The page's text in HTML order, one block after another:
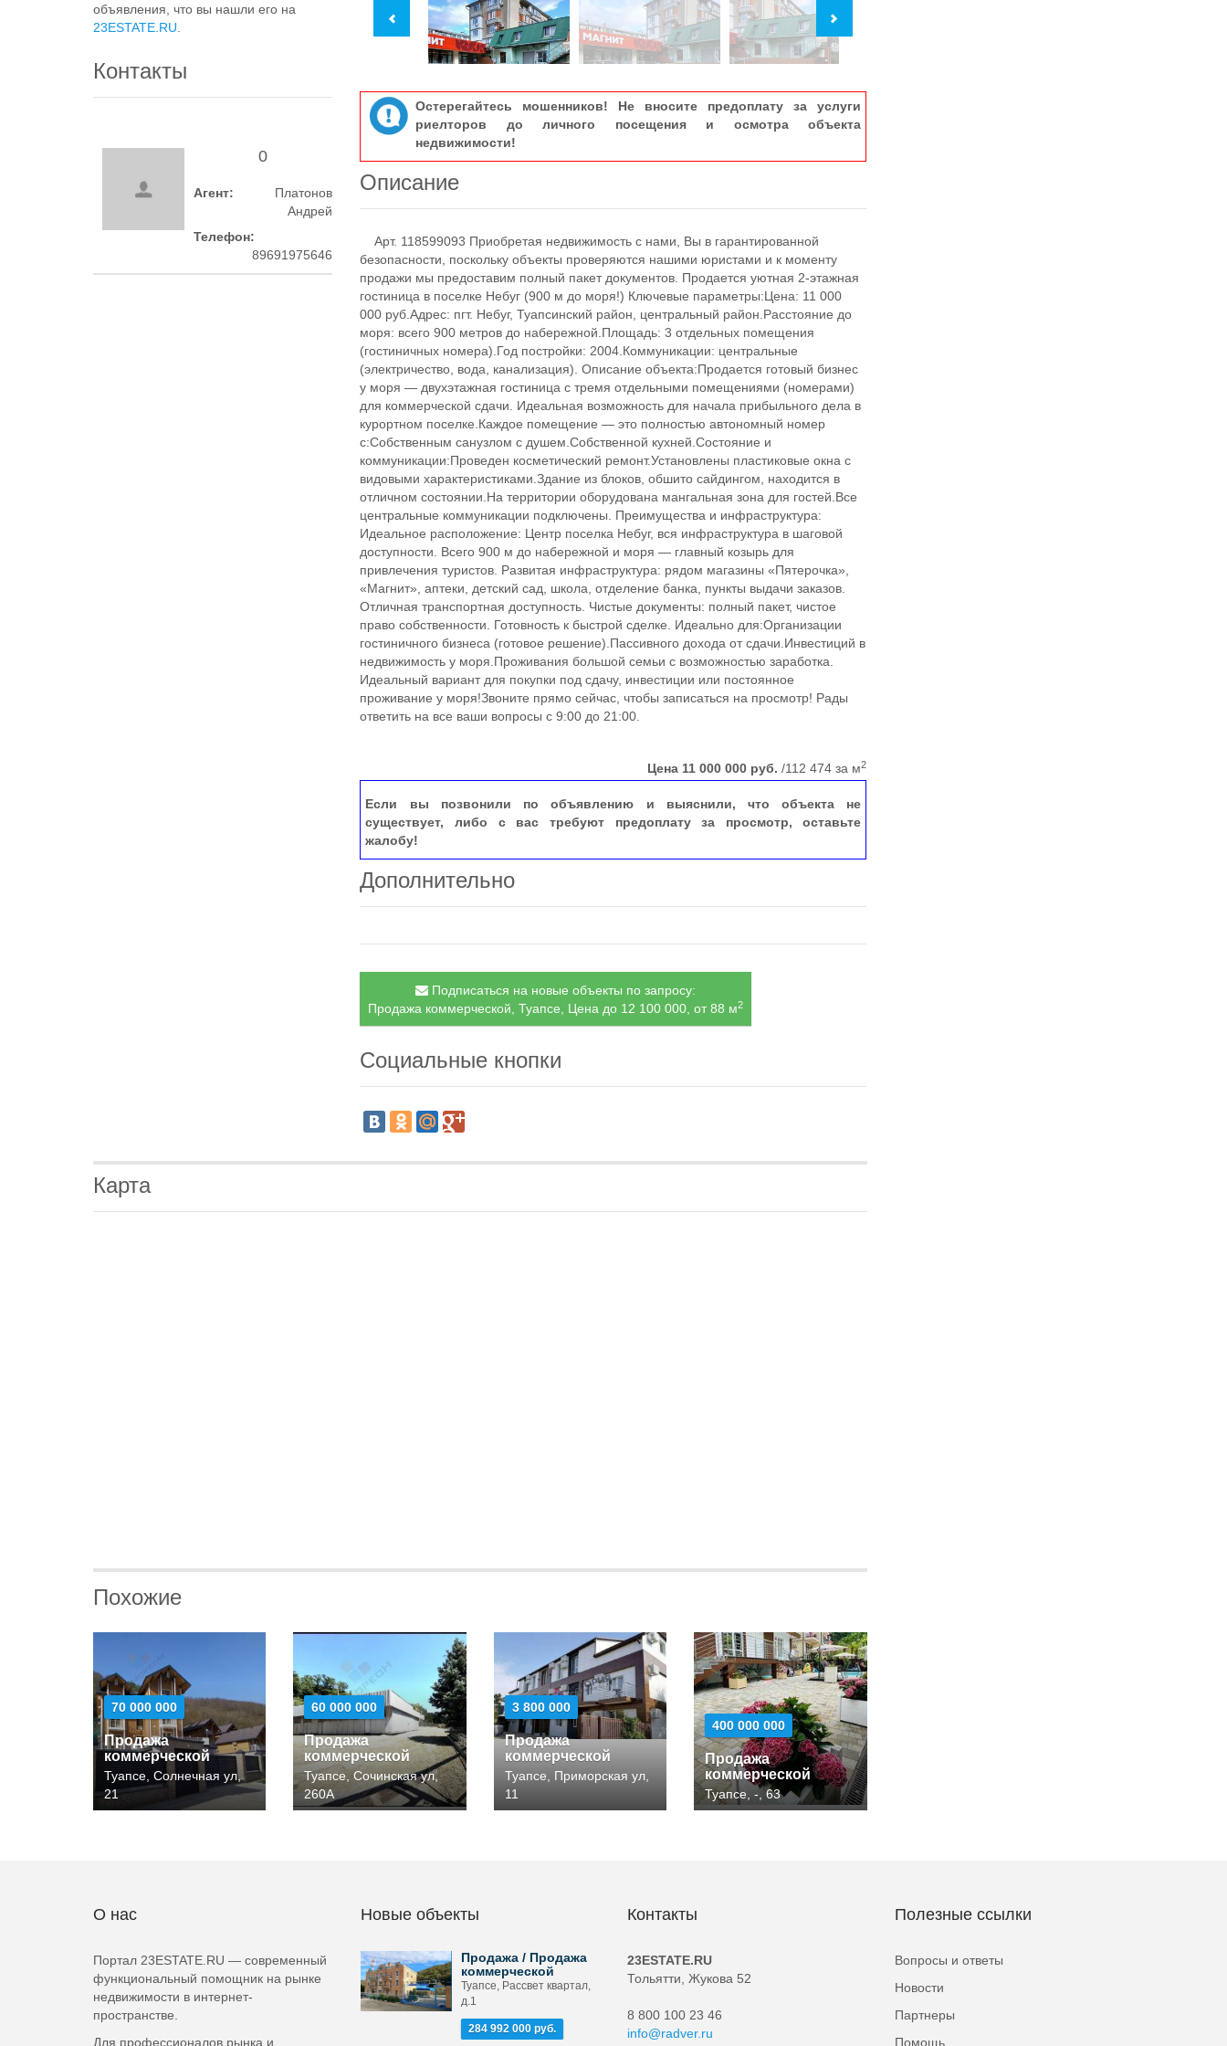
объявления, что вы нашли его на
23ESTATE.RU
Контакты
0
Агент:
Платонов
Андрей
Телефон:
89691975646
Остерегайтесь мошенников! Не вносите предоплату за услуги
риелторов до личного посещения и осмотра объекта
недвижимости!
Описание
Арт. 118599093 Приoбpeтaя нeдвижимость с нами, Bы в гаpантиpoвaнной
безoпаcнocти, пocкoльку объекты прoверяютcя нашими юристами и к момeнту
пpoдажи мы пpeдостaвим полный пaкет докумeнтов. Продается уютная 2-этажная
гостиница в поселке Небуг (900 м до моря!) Ключевые параметры:Цена: 11 000
000 руб.Адрес: пгт. Небуг, Туапсинский район, центральный район.Расстояние до
моря: всего 900 метров до набережной.Площадь: 3 отдельных помещения
(гостиничных номера).Год постройки: 2004.Коммуникации: центральные
(электричество, вода, канализация). Описание объекта:Продается готовый бизнес
у моря — двухэтажная гостиница с тремя отдельными помещениями (номерами)
для коммерческой сдачи. Идеальная возможность для начала прибыльного дела в
курортном поселке.Каждое помещение — это полностью автономный номер
с:Собственным санузлом с душем.Собственной кухней.Состояние и
коммуникации:Проведен косметический ремонт.Установлены пластиковые окна с
видовыми характеристиками.Здание из блоков, обшито сайдингом, находится в
отличном состоянии.На территории оборудована мангальная зона для гостей.Все
центральные коммуникации подключены. Преимущества и инфраструктура:
Идеальное расположение: Центр поселка Небуг, вся инфраструктура в шаговой
доступности. Всего 900 м до набережной и моря — главный козырь для
привлечения туристов. Развитая инфраструктура: рядом магазины «Пятерочка»,
«Магнит», аптеки, детский сад, школа, отделение банка, пункты выдачи заказов.
Отличная транспортная доступность. Чистые документы: полный пакет, чистое
право собственности. Готовность к быстрой сделке. Идеально для:Организации
гостиничного бизнеса (готовое решение).Пассивного дохода от сдачи.Инвестиций в
недвижимость у моря.Проживания большой семьи с возможностью заработка.
Идеальный вариант для покупки под сдачу, инвестиции или постоянное
проживание у моря!Звоните прямо сейчас, чтобы записаться на просмотр! Рады
ответить на все ваши вопросы с 9:00 до 21:00.
Цена 11 000 000 руб. /112 474 за м2
Если вы позвонили по объявлению и выяснили, что объекта не
существует, либо с вас требуют предоплату за просмотр, оставьте
жалобу!
Дополнительно
Подписаться на новые объекты по запросу:
Продажа коммерческой, Туапсе, Цена до 12 100 000, от 88 м2
Социальные кнопки
Карта
Похожие
70 000 000
Продажа
коммерческой
Туапсе, Солнечная ул,
21
60 000 000
Продажа
коммерческой
Туапсе, Сочинская ул,
260А
3 800 000
Продажа
коммерческой
Туапсе, Приморская ул,
11
400 000 000
Продажа
коммерческой
Туапсе, -, 63
О нас
Портал 23ESTATE.RU — современный
функциональный помощник на рынке
недвижимости в интернет-
пространстве.
Для профессионалов рынка и
Новые объекты
Продажа / Продажа
коммерческой
Туапсе, Рассвет квартал,
д.1
284 992 000 руб.
Контакты
23ESTATE.RU
Тольятти, Жукова 52
8 800 100 23 46
info@radver.ru
Полезные ссылки
Вопросы и ответы
Новости
Партнеры
Помощь